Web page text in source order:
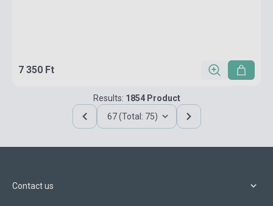
7 350 Ft
Results: 1854 Product
67 (Total: 75)
Contact us